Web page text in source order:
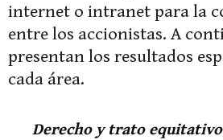
internet o intranet para la
entre los accionistas. A
presentan los resultados
cada área.
Derecho y trato